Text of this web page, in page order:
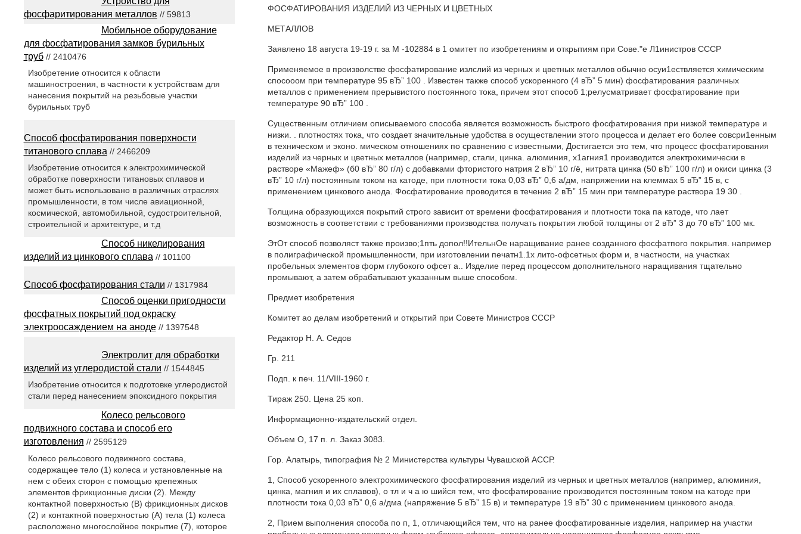
ФОСФАТИРОВАНИЯ ИЗДЕЛИЙ ИЗ ЧЕРНЫХ И ЦВЕТНЫХ
МЕТАЛЛОВ
Заявлено 18 августа 19-19 г. за М -102884 в 1 омитет по изобретениям и открытиям при Сове."е Л1инистров СССР
Применяемое в произволстве фосфатирование излслий из черных и цветных металлов обычно осуи1ествляется химическим
спосооом при температуре 95 вЂ” 100 . Известен также способ ускоренного (4 вЂ” 5 мин) фосфатирования различных
металлов с применением прерывистого постоянного тока, причем этот способ 1;релусматривает фосфатирование при
температуре 90 вЂ” 100 .
Существенным отличием описываемого способа является возможность быстрого фосфатирования при низкой температуре и
низки. . плотностях тока, что создает значительные удобства в осуществлении этого процесса и делает его более совсри1енным
в техническом и эконо. мическом отношениях по сравнению с известными, Достигается это тем, что процесс фосфатирования
изделий из черных и цветных металлов (например, стали, цинка. алюминия, х1агния1 производится электрохимически в
растворе «Мажеф» (б0 вЂ” 80 г/л) с добавками фтористого натрия 2 вЂ” 10 r/ë, нитрата цинка (50 вЂ” 100 г/л) и окиси цинка (3
вЂ” 10 г/л) постоянным током на катоде, при плотности тока 0,03 вЂ” 0,6 а/дм, напряжении на клеммах 5 вЂ” 15 в, с
применением цинкового анода. Фосфатирование проводится в течение 2 вЂ” 15 мин при температуре раствора 19 30 .
Толщина образующихся покрытий строго зависит от времени фосфатирования и плотности тока па катоде, что лает
возможность в соответствии с требованиями производства получать покрытия любой толщины от 2 вЂ” 3 до 70 вЂ” 100 мк.
ЭтОт способ позволяст также произво;1пть допол!!ИтельнОе наращивание ранее созданного фосфатпого покрытия. например
в полиграфической промышленности, при изготовлении печатн1.1х лито-офсетных форм и, в частности, на участках
пробельных элементов форм глубокого офсет а.. Изделие перед процессом дополнительного наращивания тщательно
промывают, а затем обрабатывают указанным выше способом.
Предмет изобретения
Комитет ао делам изобретений и открытий при Совете Министров СССР
Редактор Н. А. Седов
Гр. 211
Подп. к печ. 11/VIII-1960 г.
Тираж 250. Цена 25 коп.
Информационно-издательский отдел.
Объем О, 17 п. л. Заказ 3083.
Гор. Алатырь, типография № 2 Министерства культуры Чувашской АССР.
1, Способ ускоренного электрохимического фосфатирования изделий из черных и цветных металлов (например, алюминия,
цинка, магния и их сплавов), о тл и ч а ю шийся тем, что фосфатирование производится постоянным током на катоде при
плотности тока 0,03 вЂ” 0,6 а/дма (напряжение 5 вЂ” 15 в) и температуре 19 вЂ” 30 с применением цинкового анода.
2, Прием выполнения способа по п, 1, отличающийся тем, что на ранее фосфатированные изделия, например на участки
фосфаритирования металлов // 59813
Мобильное оборудование
для фосфатирования замков бурильных
труб// 2410476
Изобретение относится к области
машиностроения, в частности к устройствам для
нанесения покрытий на резьбовые участки
бурильных труб
Способ фосфатирования поверхности
титанового сплава // 2466209
Изобретение относится к электрохимической
обработке поверхности титановых сплавов и
может быть использовано в различных отраслях
промышленности, в том числе авиационной,
космической, автомобильной, судостроительной,
строительной и архитектуре, и т.д
Способ никелирования
изделий из цинкового сплава// 101100
Способ фосфатирования стали // 1317984
Способ оценки пригодности
фосфатных покрытий под окраску
электроосаждением на аноде// 1397548
Электролит для обработки
изделий из углеродистой стали // 1544845
Изобретение относится к подготовке углеродистой
стали перед нанесением эпоксидного покрытия
Колесо рельсового
подвижного состава и способ его
изготовления // 2595129
Колесо рельсового подвижного состава,
содержащее тело (1) колеса и установленные на
нем с обеих сторон с помощью крепежных
элементов фрикционные диски (2). Между
контактной поверхностью (В) фрикционных дисков
(2) и контактной поверхностью (А) тела (1) колеса
расположено многослойное покрытие (7), которое